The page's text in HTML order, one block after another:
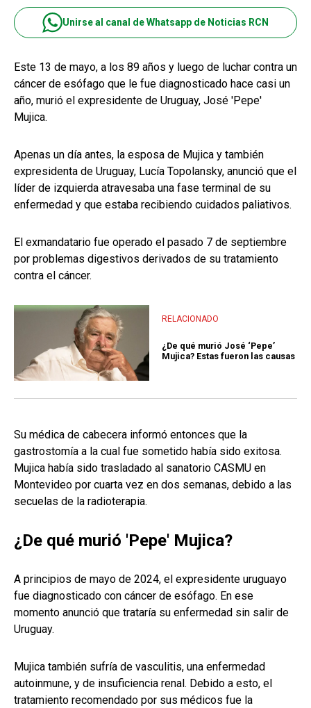
Unirse al canal de Whatsapp de Noticias RCN
Este 13 de mayo, a los 89 años y luego de luchar contra un
cáncer de esófago que le fue diagnosticado hace casi un
año, murió el expresidente de Uruguay, José 'Pepe'
Mujica.
Apenas un día antes, la esposa de Mujica y también
expresidenta de Uruguay, Lucía Topolansky, anunció que el
líder de izquierda atravesaba una fase terminal de su
enfermedad y que estaba recibiendo cuidados paliativos.
El exmandatario fue operado el pasado 7 de septiembre
por problemas digestivos derivados de su tratamiento
contra el cáncer.
RELACIONADO
¿De qué murió José ‘Pepe’
Mujica? Estas fueron las causas
Su médica de cabecera informó entonces que la
gastrostomía a la cual fue sometido había sido exitosa.
Mujica había sido trasladado al sanatorio CASMU en
Montevideo por cuarta vez en dos semanas, debido a las
secuelas de la radioterapia.
¿De qué murió 'Pepe' Mujica?
A principios de mayo de 2024, el expresidente uruguayo
fue diagnosticado con cáncer de esófago. En ese
momento anunció que trataría su enfermedad sin salir de
Uruguay.
Mujica también sufría de vasculitis, una enfermedad
autoinmune, y de insuficiencia renal. Debido a esto, el
tratamiento recomendado por sus médicos fue la